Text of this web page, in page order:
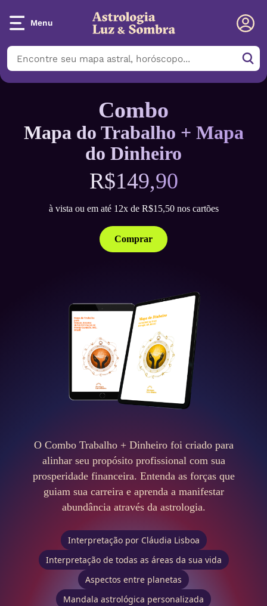
Menu
Combo
Mapa do Trabalho + Mapa
do Dinheiro
R$149,90
à vista ou em até 12x de R$15,50 nos cartões
Comprar
O Combo Trabalho + Dinheiro foi criado para
alinhar seu propósito profissional com sua
prosperidade financeira. Entenda as forças que
guiam sua carreira e aprenda a manifestar
abundância através da astrologia.
Interpretação por Cláudia Lisboa
Interpretação de todas as áreas da sua vida
Aspectos entre planetas
Mandala astrológica personalizada